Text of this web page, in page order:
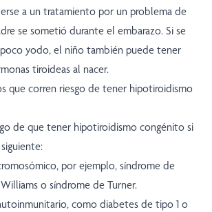
a un tratamiento por un problema de
se sometió durante el embarazo. Si se
yodo, el niño también puede tener
tiroideas al nacer.
que corren riesgo de tener hipotiroidismo
de que tener hipotiroidismo congénito si
por ejemplo, síndrome de
o síndrome de Turner.
como diabetes de tipo 1 o